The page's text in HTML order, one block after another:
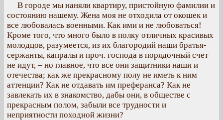
В городе мы наняли квартиру, пристойную фамилии и
состоянию нашему. Жена моя не отходила от окошек и
все любовалась военными. Как ими и не любоваться!
Кроме того, что много было в полку отличных красивых
молодцов, разумеется, из их благородий наши братья-
сержанты, капралы и проч. господа в порядочный счет
не идут, – но главное, что все они защитники наши и
отечества; как же прекрасному полу не иметь к ним
аттенции? Как не отдавать им преферанса? Как не
завлекать их в знакомство, дабы они, в обществе с
прекрасным полом, забыли все трудности и
неприятности походной жизни?